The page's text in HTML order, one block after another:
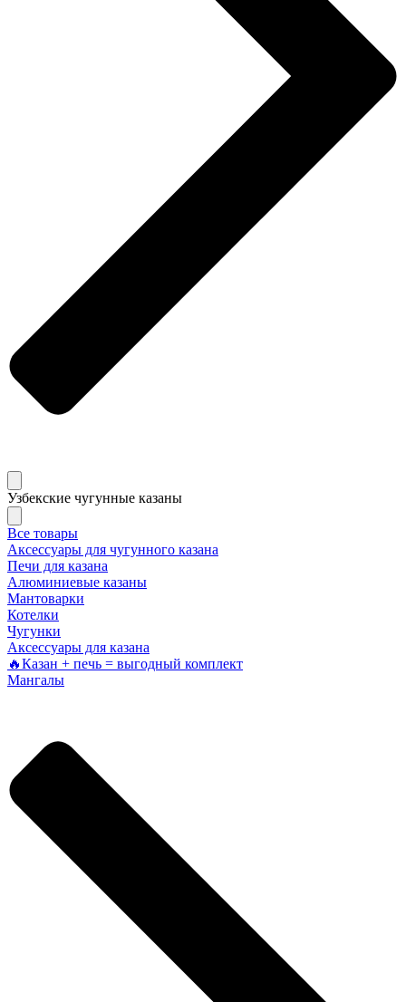
Узбекские чугунные казаны
Все товары
Аксессуары для чугунного казана
Печи для казана
Алюминиевые казаны
Мантоварки
Котелки
Чугунки
Аксессуары для казана
🔥Казан + печь = выгодный комплект
Мангалы